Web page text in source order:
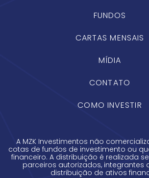
FUNDOS
CARTAS MENSAIS
MÍDIA
CONTATO
COMO INVESTIR
A MZK Investimentos não
cotas de fundos de investimento ou
financeiro. A distribuição é realizada
parceiros autorizados, integrantes
distribuição de ativos